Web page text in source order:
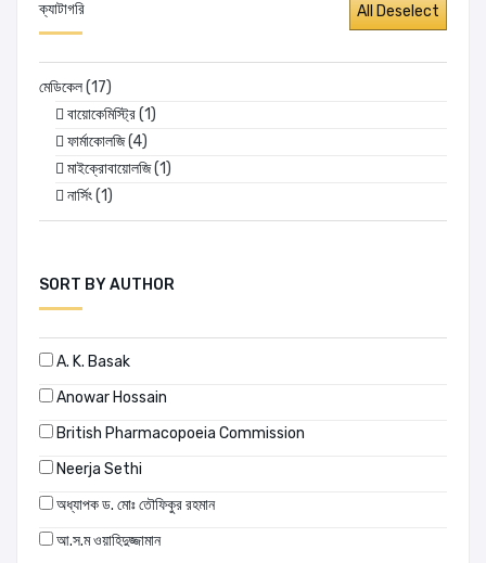
ক্যাটাগরি
মেডিকেল(17)
বায়োকেমিস্ট্রি(1)
ফার্মাকোলজি(4)
মাইক্রোবায়োলজি(1)
নার্সিং(1)
SORT BY AUTHOR
A. K. Basak
Anowar Hossain
British Pharmacopoeia Commission
Neerja Sethi
অধ্যাপক ড. মোঃ তৌফিকুর রহমান
আ.স.ম ওয়াহিদুজ্জামান